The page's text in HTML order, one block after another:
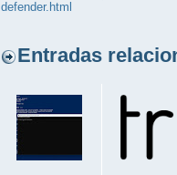
defender.html
Entradas